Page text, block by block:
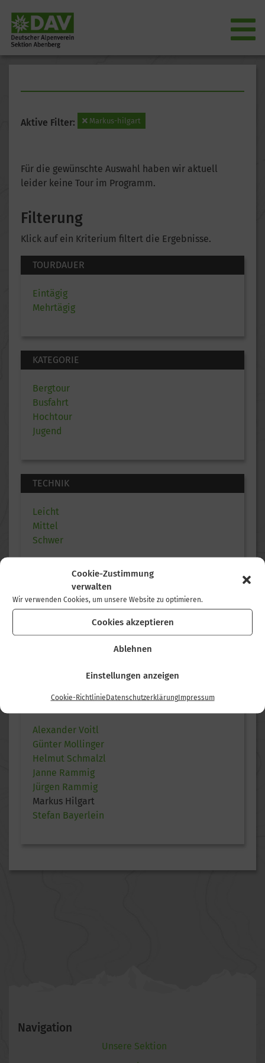
Cookie-Zustimmung
verwalten
Wir verwenden Cookies, um unsere Website zu optimieren.
Cookies akzeptieren
Ablehnen
Einstellungen anzeigen
Cookie-RichtlinieDatenschutzerklärungImpressum
Aktive Filter: Markus-hilgart
Für die gewünschte Auswahl haben wir aktuell
leider keine Tour im Programm.
Filterung
Klick auf ein Kriterium filtert die Ergebnisse.
TOURDAUER
Eintägig
Mehrtägig
KATEGORIE
Bergtour
Busfahrt
Hochtour
Jugend
TECHNIK
Leicht
Mittel
Schwer
KONDITION
Mittel
TOURLEITER
Alexander Voitl
Günter Mollinger
Helmut Schmalzl
Janne Rammig
Jürgen Rammig
Markus Hilgart
Stefan Bayerlein
Navigation
Unsere Sektion